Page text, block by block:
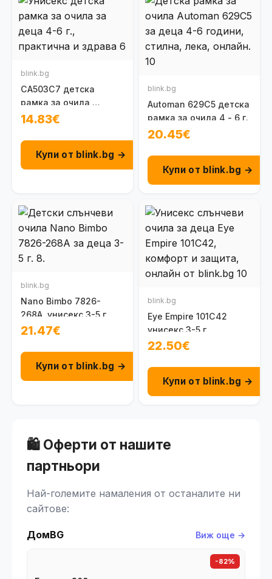
blink.bg
CA503C7 детска
рамка за очила,
унисекс 4-6 г.
14.83€
Купи от blink.bg →
blink.bg
Automan 629C5 детска
рамка за очила 4 - 6 г.
20.45€
Купи от blink.bg →
blink.bg
Nano Bimbo 7826-
268А, унисекс 3-5 г.
21.47€
Купи от blink.bg →
blink.bg
Eye Empire 101C42
унисекс 3-5 г.
22.50€
Купи от blink.bg →
🛍️ Оферти от нашите
партньори
Най-големите намаления от останалите ни
сайтове:
ДомBG Виж още →
-82%